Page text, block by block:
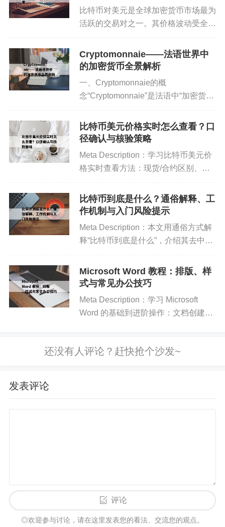
安全性与隐私保护
私。首先，从可信来源获取种子，避免恶意软件。
其次，可启用IP过滤、防止潜在风险节点连接。对
于注重隐私的用户，建议配合VPN使用，以隐藏真
实IP并加密传输数据。客户端提供协议加密选项，
与PT站及社区的互动
种、分享率统计等功能。用户登陆PT账号后，可自
动汇报上传/下载数据，保持良好分享率。对于PT站
常见的做种策略，软件提供定制化设置，例如自动
比特彗星官方论坛与各类用户群分享使用经验、配
置技巧和最新版本动态。
相比qBittorrent等开源客户端，比特彗星在长效种
BitComet广告更少，且不捆绑多余组件。不过，Bit
Comet是闭源软件，部分开源用户更偏好透明度较
使用BitComet下载资源时，应遵守所在地区的法律
法规，尊重版权。许多影视、音乐和软件资源受版
比特币对美元是全球加密货币市场最为
活跃的交易对之一。其价格波动受全球
资者应关注比特币对美元价格，从而判
断大盘趋势。比特币对美元的投资适合
Cryptomonnaie——法语世界中
的加密货币全景解析
一、Cryptomonnaie的概
念“Cryptomonnaie”是法语中“加密货
密）”和“monnaie（货币）”组合而成。
随着区块链技术的兴起，
比特币美元价格实时怎么查看？口
径确认与核验策略
Meta Description：学习比特币美元价
格实时查看方法：现货/合约区别、更
骤。H1：比特币美元价格实时：查看
与核验H2：确认你看到的是哪种“实
比特币到底是什么？通俗解释、工
作机制与入门风险提示
Meta Description：本文用通俗方式解
释“比特币到底是什么”，介绍其去中心
全提示（非投资建议）。H1：比特币
到底是什么：从概念到理解H2：比特
Microsoft Word 教程：排版、样
式与常见办公技巧
Meta Description：学习 Microsoft
Word 的基础到进阶操作：文档创建、
常用功能与高效写作...
发表评论
评论
◎欢迎参与讨论，请在这里发表您的看法、交流您的观点。